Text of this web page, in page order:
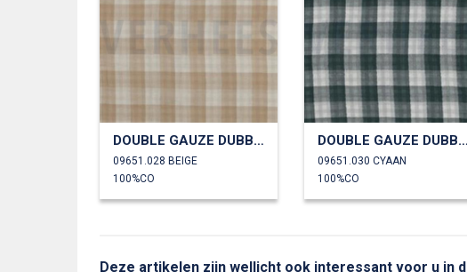
DOUBLE GAUZE DUBBELZIJDIGE RUITEN
09651.028 BEIGE
100%CO
DOUBLE GAUZE DUBBELZIJDIGE RUITEN
09651.030 CYAAN
100%CO
Deze artikelen zijn wellicht ook interessant voor u in